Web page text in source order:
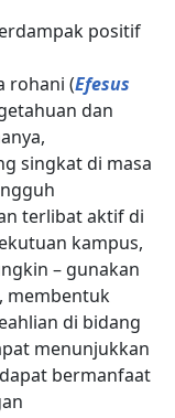
positif
rohani (Efesus
dan
singkat di masa
terlibat aktif di
kampus,
– gunakan
membentuk
di bidang
menunjukkan
bermanfaat